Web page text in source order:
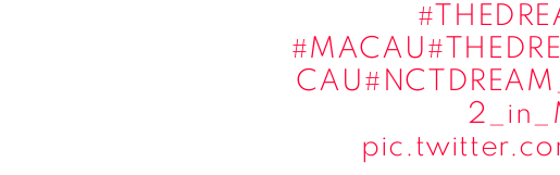
#MACAU
CAU